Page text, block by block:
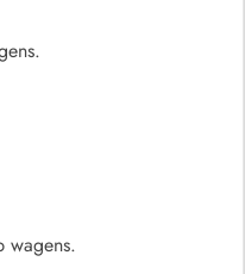
wagens.